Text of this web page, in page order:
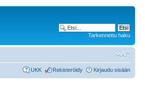
Tarkennettu haku
UKK Rekisteröidy Kirjaudu sisään